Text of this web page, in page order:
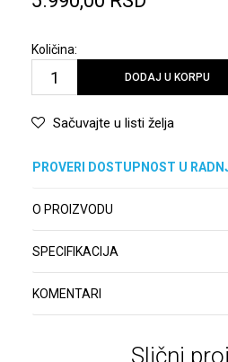
Količina:
DODAJ U KORPU
Sačuvajte u listi želja
PROVERI DOSTUPNOST U
O PROIZVODU
SPECIFIKACIJA
KOMENTARI
Slični